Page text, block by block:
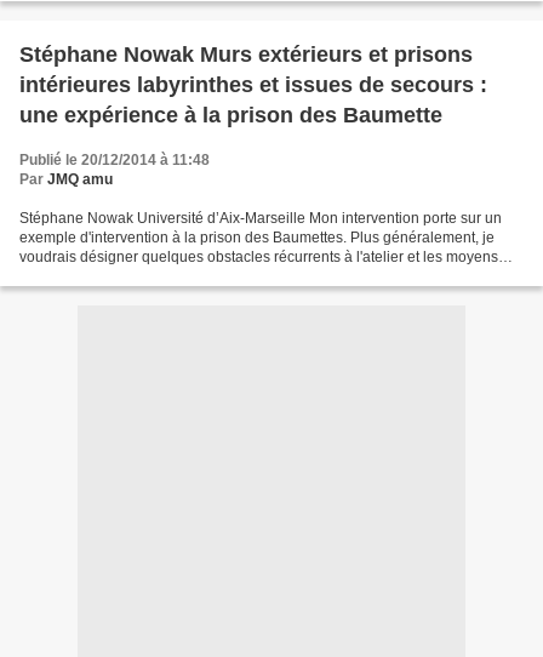
Stéphane Nowak Murs extérieurs et prisons
intérieures labyrinthes et issues de secours :
une expérience à la prison des Baumette
Publié le 20/12/2014 à 11:48
Par JMQ amu
Stéphane Nowak Université d’Aix-Marseille Mon intervention porte sur un
exemple d'intervention à la prison des Baumettes. Plus généralement, je
voudrais désigner quelques obstacles récurrents à l'atelier et les moyens